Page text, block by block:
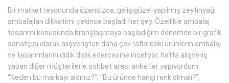
Bir market reyonunda özensizce, gelişigüzel yapılmış zeytinyağı
ambalajları dikkatimi çekince başladı her şey. Özellikle ambalaj
tasarımı konusunda branşlaşmaya başladığım dönemde bir grafik
sanatçısı olarak alışverişten daha çok raflardaki ürünlerin ambalaj
ve tasarımlarını didik didik edercesine inceliyor, hatta alışveriş
yapan diğer müşterilerle sohbet arası anketler yapıyordum:
“Neden bu markayı aldınız?”, “Bu üründe hangi renk olmalı?”,